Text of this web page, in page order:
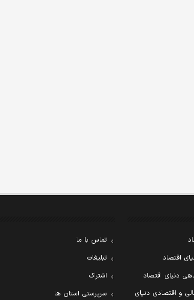
اقتصاد
دنیای اقتصاد
و اقتصادی دنیای
تماس با ما
تبلیغات
اشتراک
سرپرستی استان ها